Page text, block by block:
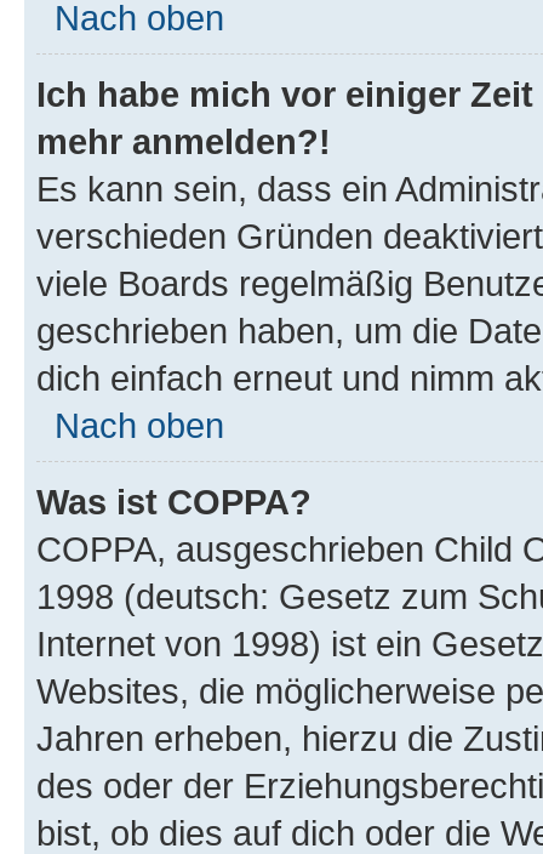
Nach oben
Ich habe mich vor einiger
mehr anmelden?!
Es kann sein, dass ein
verschieden Gründen
viele Boards regelmäßig
geschrieben haben, um die
dich einfach erneut und nimm
Nach oben
Was ist COPPA?
COPPA, ausgeschrieben Child
1998 (deutsch: Gesetz zum
Internet von 1998) ist ein
Websites, die möglicherweise
Jahren erheben, hierzu die
des oder der
bist, ob dies auf dich oder die